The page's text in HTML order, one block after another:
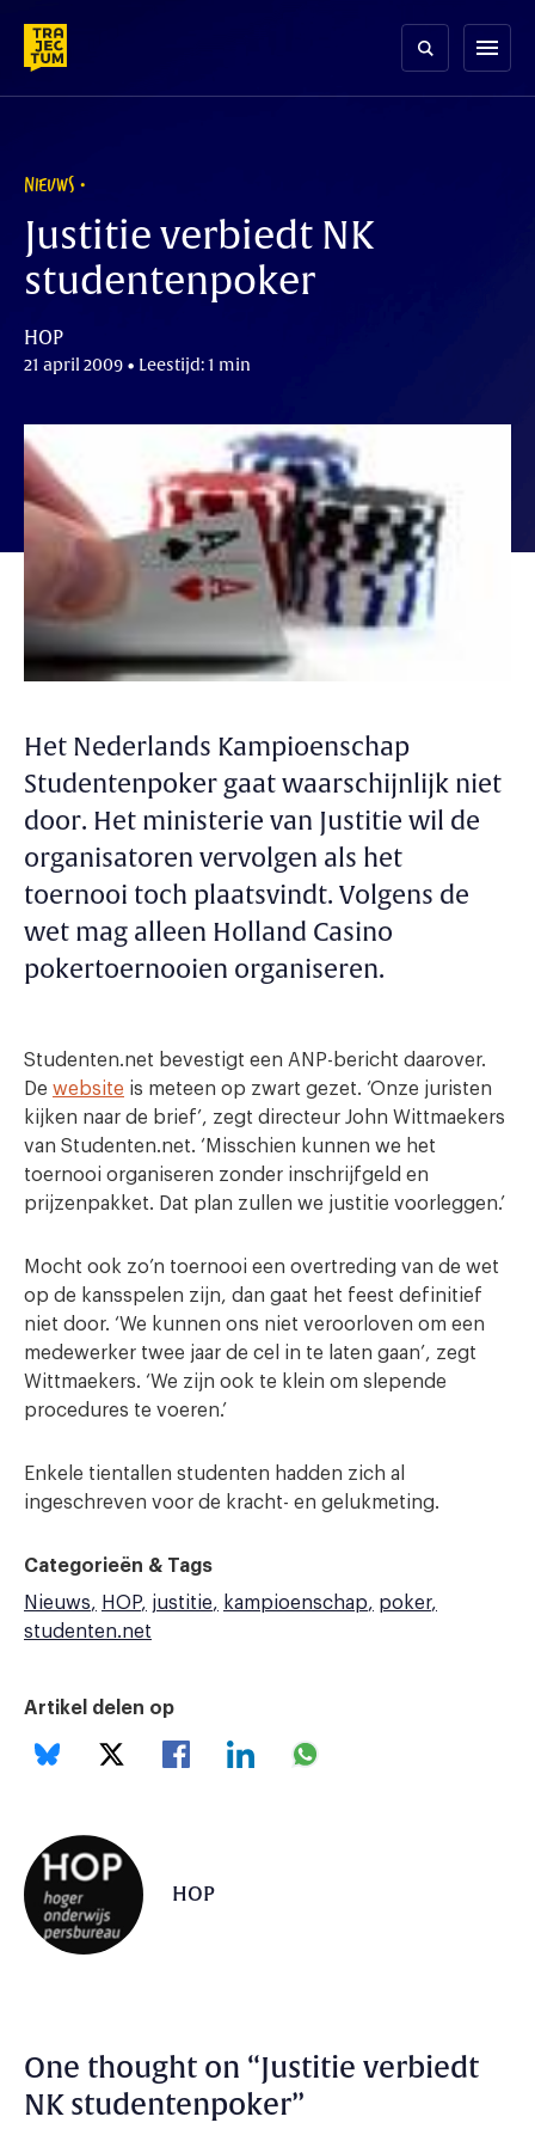
content
menu
NIEUWS
Justitie verbiedt NK
studentenpoker
HOP
21 april 2009 • Leestijd: 1 min
Het Nederlands Kampioenschap
Studentenpoker gaat waarschijnlijk niet
door. Het ministerie van Justitie wil de
organisatoren vervolgen als het
toernooi toch plaatsvindt. Volgens de
wet mag alleen Holland Casino
pokertoernooien organiseren.
Studenten.net bevestigt een ANP-bericht daarover.
De website is meteen op zwart gezet. ‘Onze juristen
kijken naar de brief’, zegt directeur John Wittmaekers
van Studenten.net. ‘Misschien kunnen we het
toernooi organiseren zonder inschrijfgeld en
prijzenpakket. Dat plan zullen we justitie voorleggen.’
Mocht ook zo’n toernooi een overtreding van de wet
op de kansspelen zijn, dan gaat het feest definitief
niet door. ‘We kunnen ons niet veroorloven om een
medewerker twee jaar de cel in te laten gaan’, zegt
Wittmaekers. ‘We zijn ook te klein om slepende
procedures te voeren.’
Enkele tientallen studenten hadden zich al
ingeschreven voor de kracht- en gelukmeting.
Categorieën & Tags
Nieuws
HOP justitie kampioenschap
poker
studenten.net
Artikel delen op
HOP
One thought on “Justitie verbiedt
NK studentenpoker”